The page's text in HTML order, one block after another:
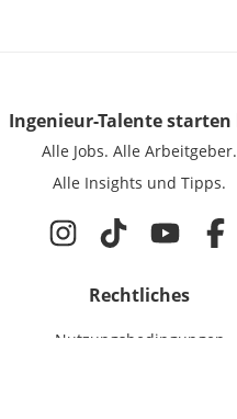
Ingenieur-Talentestarten
Alle Jobs. Alle Arbeitgeber.
Alle Insights und Tipps.
Rechtliches
Nutzungsbedingungen